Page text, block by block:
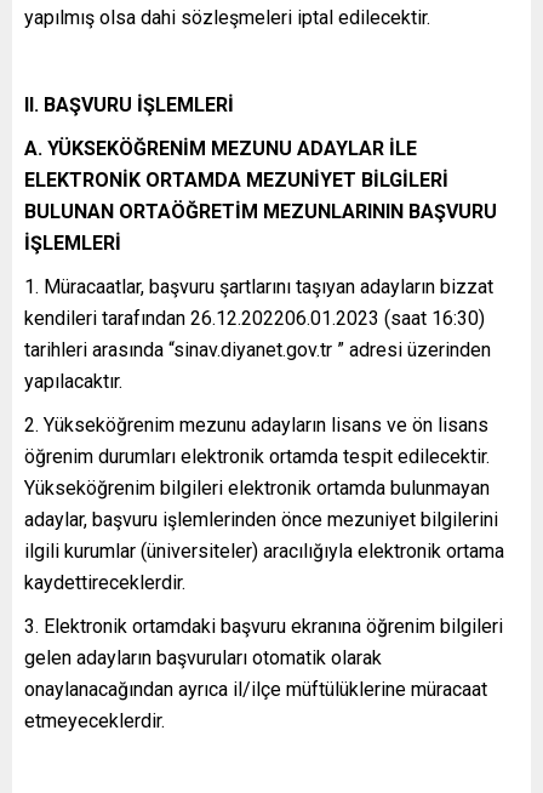
yapılmış olsa dahi sözleşmeleri iptal edilecektir.
II. BAŞVURU İŞLEMLERİ
A. YÜKSEKÖĞRENİM MEZUNU ADAYLAR İLE
ELEKTRONİK ORTAMDA MEZUNİYET BİLGİLERİ
BULUNAN ORTAÖĞRETİM MEZUNLARININ BAŞVURU
İŞLEMLERİ
1. Müracaatlar, başvuru şartlarını taşıyan adayların bizzat
kendileri tarafından 26.12.202206.01.2023 (saat 16:30)
tarihleri arasında “sinav.diyanet.gov.tr ” adresi üzerinden
yapılacaktır.
2. Yükseköğrenim mezunu adayların lisans ve ön lisans
öğrenim durumları elektronik ortamda tespit edilecektir.
Yükseköğrenim bilgileri elektronik ortamda bulunmayan
adaylar, başvuru işlemlerinden önce mezuniyet bilgilerini
ilgili kurumlar (üniversiteler) aracılığıyla elektronik ortama
kaydettireceklerdir.
3. Elektronik ortamdaki başvuru ekranına öğrenim bilgileri
gelen adayların başvuruları otomatik olarak
onaylanacağından ayrıca il/ilçe müftülüklerine müracaat
etmeyeceklerdir.